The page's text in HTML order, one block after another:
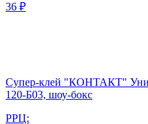
36 ₽
Супер-клей "КОНТАКТ"
120-Б03, шоу-бокс
РРЦ: